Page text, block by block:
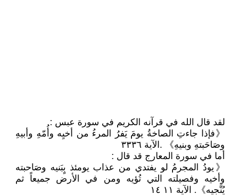
لقد قال الله في قرآنه الكريم في سورة عبس :
《فإذا جاءتِ الصاخةُ يومَ يَفرُ المرءُ من أخيِه وأُمّهِ وأبيهِ
وصَاحَبتهِ وبنيهِ》 .الآية ٣٣٣٦
أما في سورة المعارج قد قال :
《يودُ المجرمُ لو يفتدي من عذاب يومئذ بٍبَنيه وصَاحبته
وأخيه وفصيلته التي تُؤيه ومن في الأرض جميعاً ثم
يُنَّجيه》. الآية ١١ ١٤